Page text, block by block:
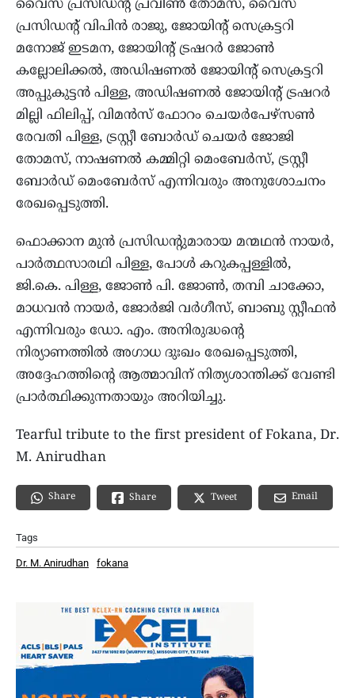
വൈസ് പ്രസിഡന്റ് പ്രവീൺ തോമസ്, വൈസ്
പ്രസിഡന്റ് വിപിൻ രാജു, ജോയിന്റ് സെക്രട്ടറി
മനോജ് ഇടമന, ജോയിന്റ് ട്രഷറർ ജോൺ
കല്ലോലിക്കൽ, അഡിഷണൽ ജോയിന്റ് സെക്രട്ടറി
അപ്പുകുട്ടൻ പിള്ള, അഡിഷണൽ ജോയിന്റ് ട്രഷറർ
മില്ലി ഫിലിപ്പ്, വിമൻസ് ഫോറം ചെയർപേഴ്സൺ
രേവതി പിള്ള, ട്രസ്റ്റീ ബോർഡ് ചെയർ ജോജി
തോമസ്, നാഷണൽ കമ്മിറ്റി മെംബേർസ്, ട്രസ്റ്റീ
ബോർഡ് മെംബേർസ് എന്നിവരും അനുശോചനം
രേഖപ്പെടുത്തി.
ഫൊക്കാന മുൻ പ്രസിഡന്റുമാരായ മന്മഥൻ നായർ,
പാർത്ഥസാരഥി പിള്ള, പോൾ കറുകപ്പള്ളിൽ,
ജി.കെ. പിള്ള, ജോൺ പി. ജോൺ, തമ്പി ചാക്കോ,
മാധവൻ നായർ, ജോർജി വർഗീസ്, ബാബു സ്റ്റീഫൻ
എന്നിവരും ഡോ. എം. അനിരുദ്ധന്റെ
നിര്യാണത്തിൽ അഗാധ ദുഃഖം രേഖപ്പെടുത്തി,
അദ്ദേഹത്തിന്റെ ആത്മാവിന് നിത്യശാന്തിക്ക് വേണ്ടി
പ്രാർത്ഥിക്കുന്നതായും അറിയിച്ചു.
Tearful tribute to the first president of Fokana, Dr.
M. Anirudhan
Share Share Tweet Email
Tags
Dr. M. Anirudhan fokana